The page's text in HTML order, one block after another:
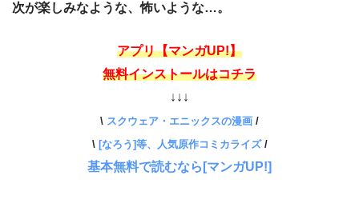
次が楽しみなような、怖いような…。
アプリ【マンガUP!】
無料インストールはコチラ
↓↓↓
\ スクウェア・エニックスの漫画 /
\ [なろう]等、人気原作コミカライズ/
基本無料で読むなら[マンガUP!]